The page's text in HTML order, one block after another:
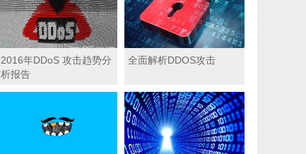
2016年DDoS 攻击趋势分
析报告
全面解析DDOS攻击